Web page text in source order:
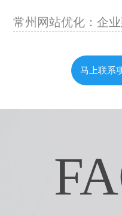
常州网站优化：企
马上联系